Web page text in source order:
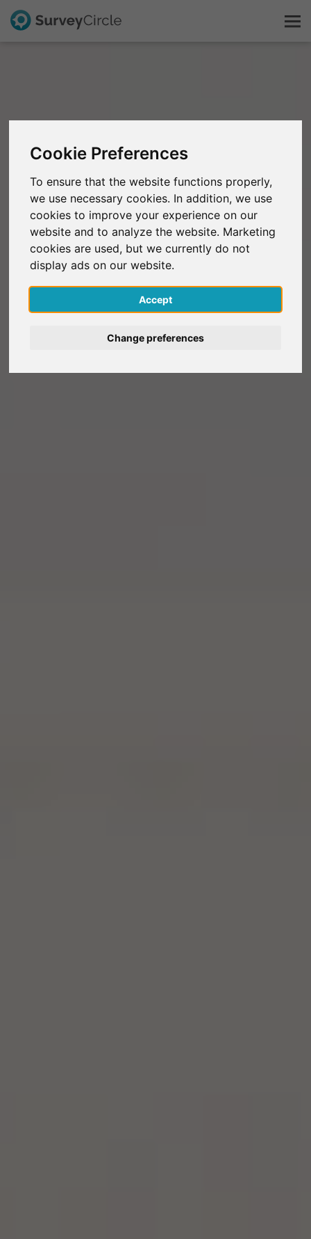
Cookie Preferences
To ensure that the website functions properly,
we use necessary cookies. In addition, we use
cookies to improve your experience on our
website and to analyze the website. Marketing
cookies are used, but we currently do not
display ads on our website.
Accept
Change preferences
FAQ
Gratis registreren
Inloggen
English
Deutsch
Español